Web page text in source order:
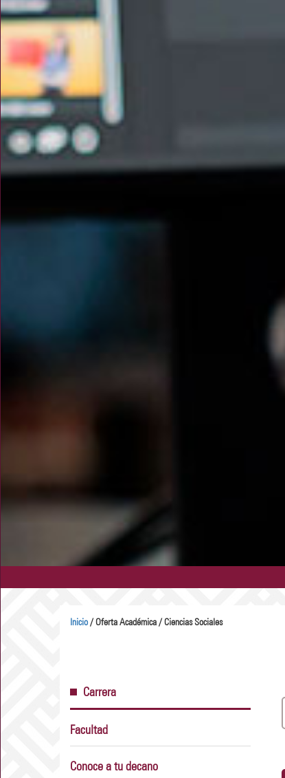
Inicio/ Oferta Académica / Ciencias Sociales
Carrera
Facultad
Conoce a tu decano